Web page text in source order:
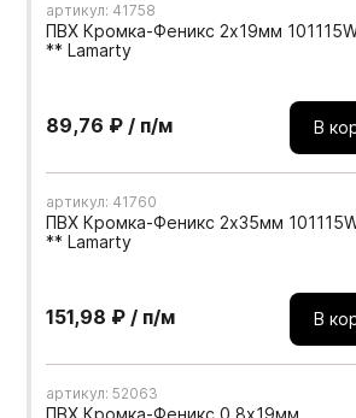
артикул: 41758
ПВХ Кромка-Феникс 2х19мм
** Lamarty
89,76 ₽ / п/м В
артикул: 41760
ПВХ Кромка-Феникс 2х35мм
** Lamarty
151,98 ₽ / п/м В
артикул: 52063
ПВХ Кромка-Феникс 0,8х19мм